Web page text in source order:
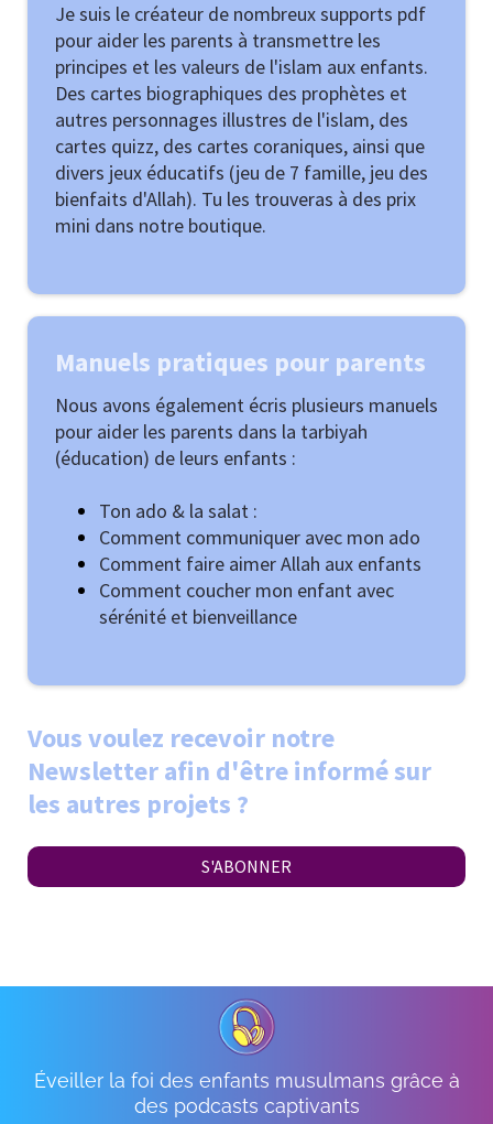
Je suis le créateur de nombreux supports pdf
pour aider les parents à transmettre les
principes et les valeurs de l'islam aux enfants.
Des cartes biographiques des prophètes et
autres personnages illustres de l'islam, des
cartes quizz, des cartes coraniques, ainsi que
divers jeux éducatifs (jeu de 7 famille, jeu des
bienfaits d'Allah). Tu les trouveras à des prix
mini dans notre boutique.
Manuels pratiques pour parents
Nous avons également écris plusieurs manuels
pour aider les parents dans la tarbiyah
(éducation) de leurs enfants :
Ton ado & la salat :
Comment communiquer avec mon ado
Comment faire aimer Allah aux enfants
Comment coucher mon enfant avec
sérénité et bienveillance
Vous voulez recevoir notre
Newsletter afin d'être informé sur
les autres projets ?
S'ABONNER
Éveiller la foi des enfants musulmans grâce à
des podcasts captivants